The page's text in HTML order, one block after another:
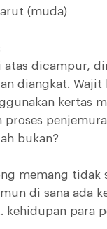
(muda)
atas dicampur,
diangkat. Wajit
kertas
proses
bukan?
memang tidak
di sana ada
kehidupan para